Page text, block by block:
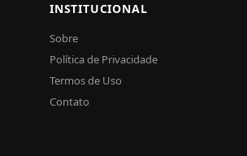
INSTITUCIONAL
Sobre
Política de Privacidade
Termos de Uso
Contato